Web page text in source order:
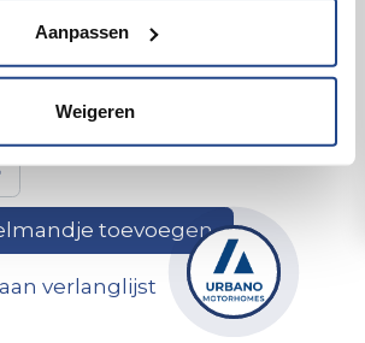
Aanpassen
Weigeren
Marlin Slim 2 /
toevoegen
verlanglijst